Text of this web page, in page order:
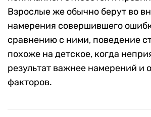
Взрослые же обычно берут во
намерения совершившего
сравнению с ними, поведение
похоже на детское, когда
результат важнее намерений и
факторов.